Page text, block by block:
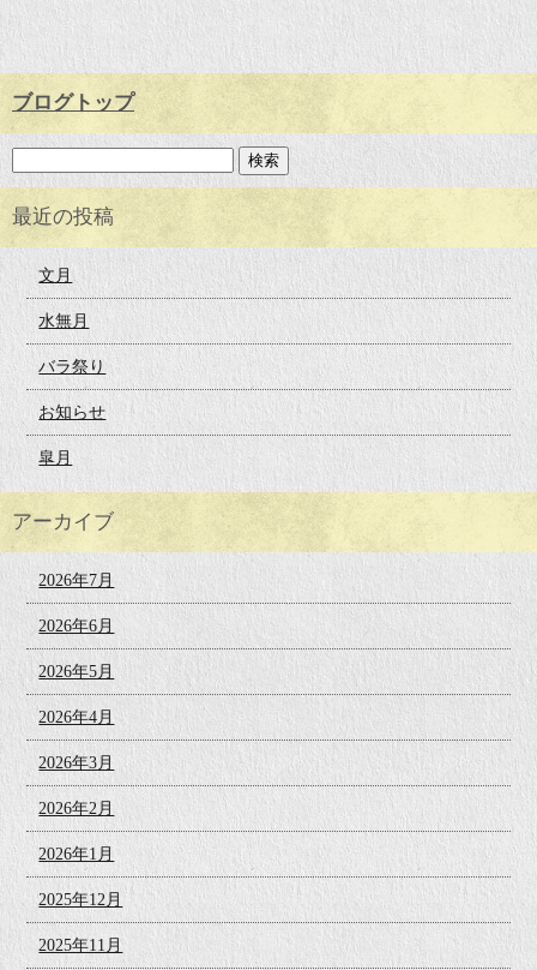
ブログトップ
最近の投稿
文月
水無月
バラ祭り
お知らせ
皐月
アーカイブ
2026年7月
2026年6月
2026年5月
2026年4月
2026年3月
2026年2月
2026年1月
2025年12月
2025年11月